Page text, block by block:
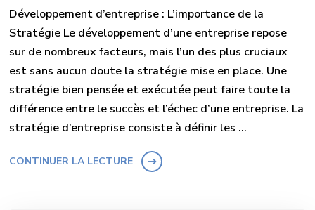
Développement d’entreprise : L’importance de la
Stratégie Le développement d’une entreprise repose
sur de nombreux facteurs, mais l’un des plus cruciaux
est sans aucun doute la stratégie mise en place. Une
stratégie bien pensée et exécutée peut faire toute la
différence entre le succès et l’échec d’une entreprise. La
stratégie d’entreprise consiste à définir les …
CONTINUER LA LECTURE